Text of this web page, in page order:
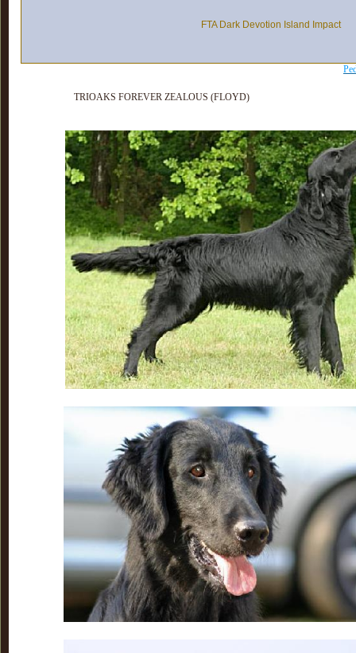
FTA Dark Devotion Island Impact
TRIOAKS FOREVER ZEALOUS (FLOYD)